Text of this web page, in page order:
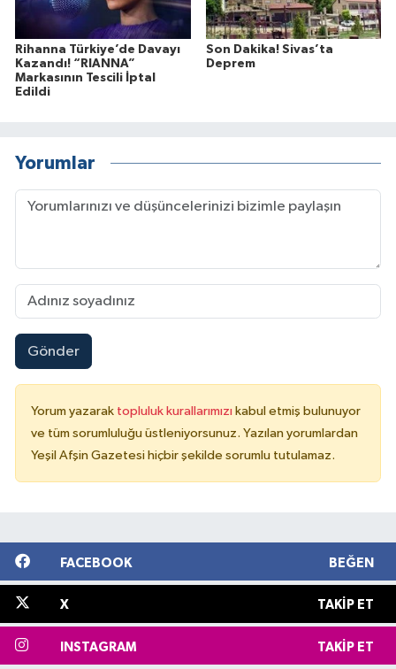
Rihanna Türkiye’de Davayı
Kazandı! “RIANNA”
Markasının Tescili İptal
Edildi
Son Dakika! Sivas’ta
Deprem
Yorumlar
Gönder
Yorum yazarak topluluk kurallarımızı kabul etmiş bulunuyor
ve tüm sorumluluğu üstleniyorsunuz. Yazılan yorumlardan
Yeşil Afşin Gazetesi hiçbir şekilde sorumlu tutulamaz.
FACEBOOK BEĞEN
X TAKIP ET
INSTAGRAM TAKIP ET